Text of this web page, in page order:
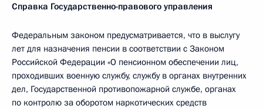
Справка Государственно-правового управления
Федеральным законом предусматривается, что в выслугу
лет для назначения пенсии в соответствии с Законом
Российской Федерации «О пенсионном обеспечении лиц,
проходивших военную службу, службу в органах внутренних
дел, Государственной противопожарной службе, органах
по контролю за оборотом наркотических средств